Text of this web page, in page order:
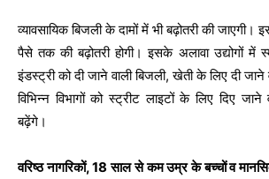
व्यावसायिक बिजली के दामों में भी बढ़ोतरी की
पैसे तक की बढ़ोतरी होगी। इसके अलावा उद्योगों में
इंडस्ट्री को दी जाने वाली बिजली, खेती के लिए दी जाने
विभिन्न विभागों को स्ट्रीट लाइटों के लिए दिए
बढ़ेंगे।
वरिष्ठ नागरिकों, 18 साल से कम उम्र के बच्चों व